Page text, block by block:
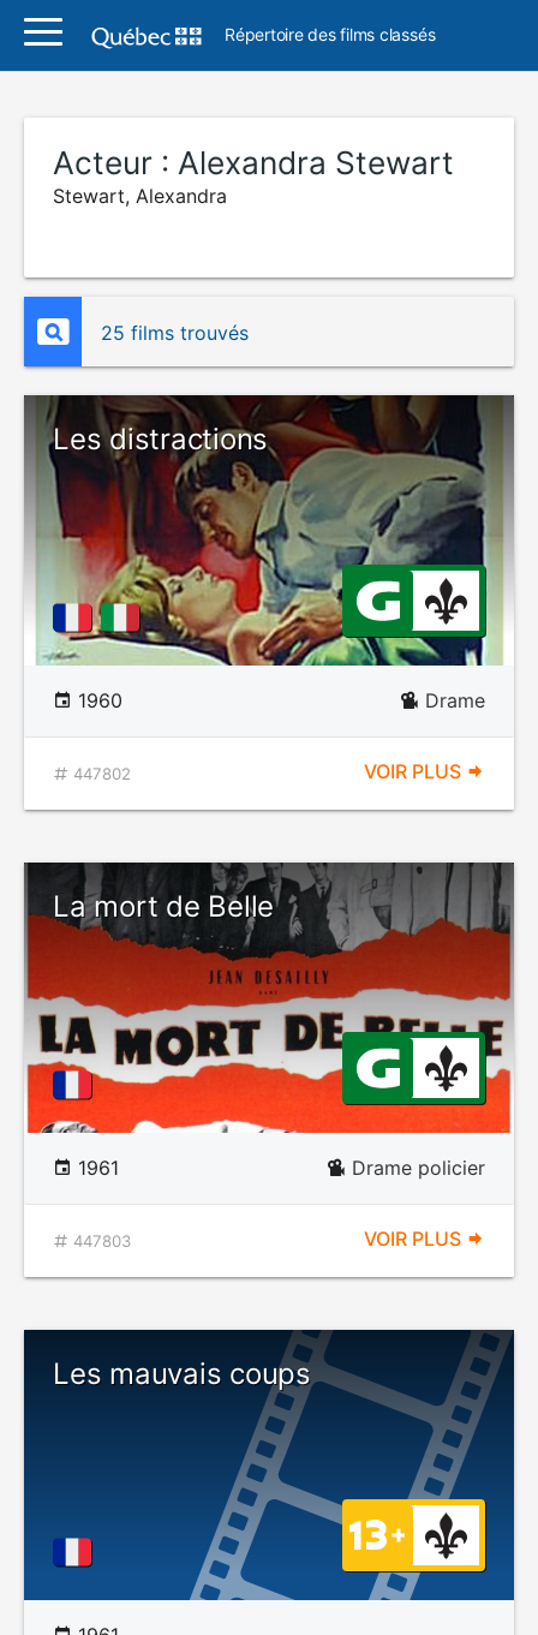
Répertoire des films classés
Acteur : Alexandra Stewart
Stewart, Alexandra
25 films trouvés
Les distractions
1960 Drame
447802 VOIR PLUS
La mort de Belle
1961 Drame policier
447803 VOIR PLUS
Les mauvais coups